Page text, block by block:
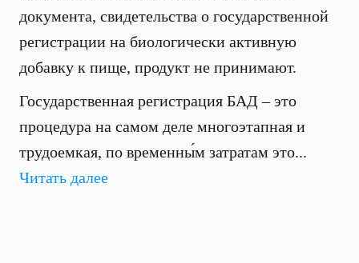
документа, свидетельства о государственной
регистрации на биологически активную
добавку к пище, продукт не принимают.
Государственная регистрация БАД – это
процедура на самом деле многоэтапная и
трудоемкая, по временны́м затратам это...
Читать далее